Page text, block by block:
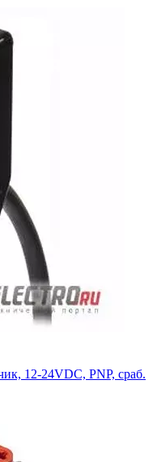
12-24VDC, PNP, сраб.